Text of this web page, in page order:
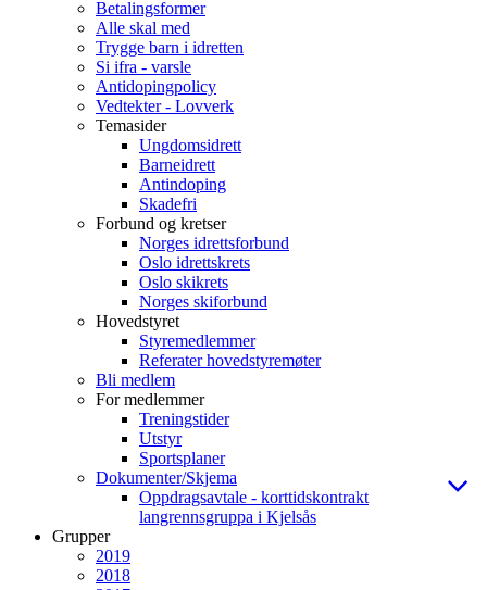
Betalingsformer
Alle skal med
Trygge barn i idretten
Si ifra - varsle
Antidopingpolicy
Vedtekter - Lovverk
Temasider
Ungdomsidrett
Barneidrett
Antindoping
Skadefri
Forbund og kretser
Norges idrettsforbund
Oslo idrettskrets
Oslo skikrets
Norges skiforbund
Hovedstyret
Styremedlemmer
Referater hovedstyremøter
Bli medlem
For medlemmer
Treningstider
Utstyr
Sportsplaner
Dokumenter/Skjema
Oppdragsavtale - korttidskontrakt
langrennsgruppa i Kjelsås
Grupper
2019
2018